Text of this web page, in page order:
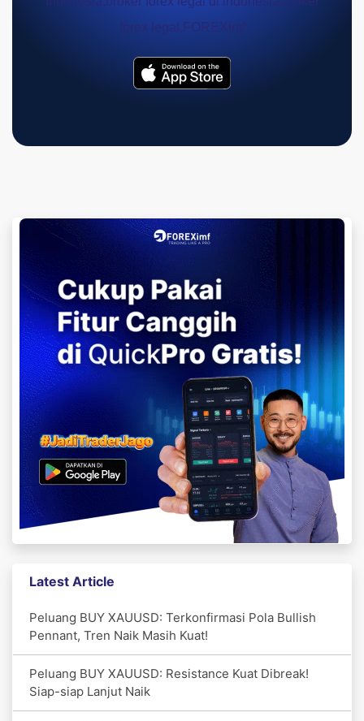
Latest Article
Peluang BUY XAUUSD: Terkonfirmasi Pola Bullish
Pennant, Tren Naik Masih Kuat!
Peluang BUY XAUUSD: Resistance Kuat Dibreak!
Siap-siap Lanjut Naik